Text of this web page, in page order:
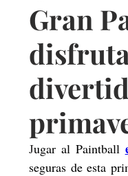
Gran
Jugar al Paintball
seguras de esta